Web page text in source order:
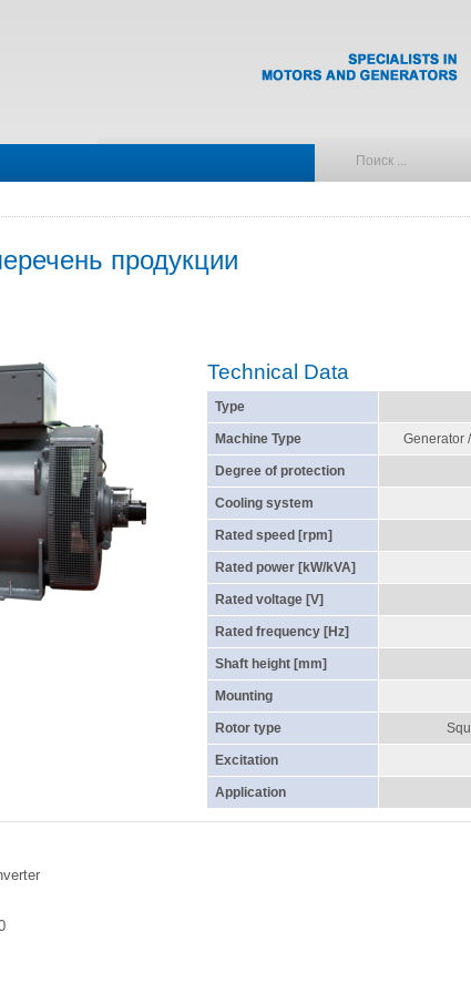
продукции
Technical Data
Type
Machine Type Generator
Degree of protection
Cooling system
Rated speed [rpm]
Rated power [kW/kVA]
Rated voltage [V]
Rated frequency [Hz]
Shaft height [mm]
Mounting
Rotor type
Excitation
Application